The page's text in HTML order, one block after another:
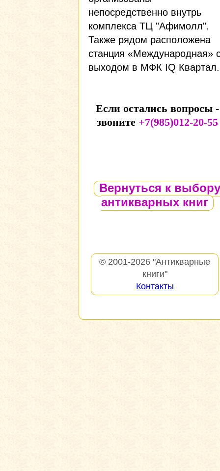
непосредственно внутрь
комплекса ТЦ "Афимолл".
Также рядом расположена
станция «Международная»
выходом в МФК IQ Квартал.
Если остались вопросы -
звоните +7(985)012-20-55
Вернуться к выбору
антикварных книг
© 2001-2026 "Антикварные
книги"
Контакты